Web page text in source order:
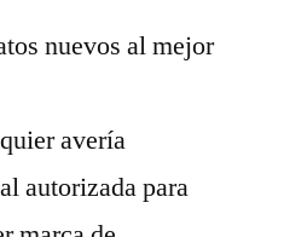
nuevos al mejor
avería
autorizada para